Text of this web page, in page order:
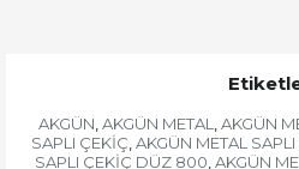
AKGÜN, AKGÜN METAL , AKGÜN
SAPLI ÇEKİÇ, AKGÜN METAL
SAPLI ÇEKİÇ DÜZ 800, AKGÜN